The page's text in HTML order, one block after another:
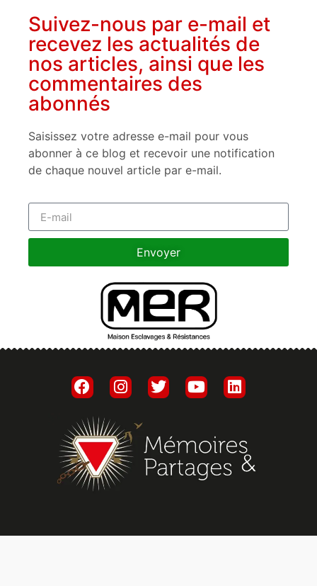
Suivez-nous par e-mail et
recevez les actualités de
nos articles, ainsi que les
commentaires des
abonnés
Saisissez votre adresse e-mail pour vous
abonner à ce blog et recevoir une notification
de chaque nouvel article par e-mail.
Envoyer